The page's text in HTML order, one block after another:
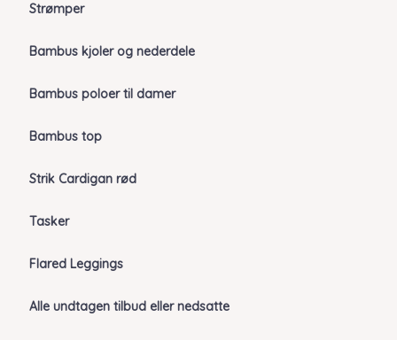
Strømper
Bambus kjoler og nederdele
Bambus poloer til damer
Bambus top
Strik Cardigan rød
Tasker
Flared Leggings
Alle undtagen tilbud eller nedsatte